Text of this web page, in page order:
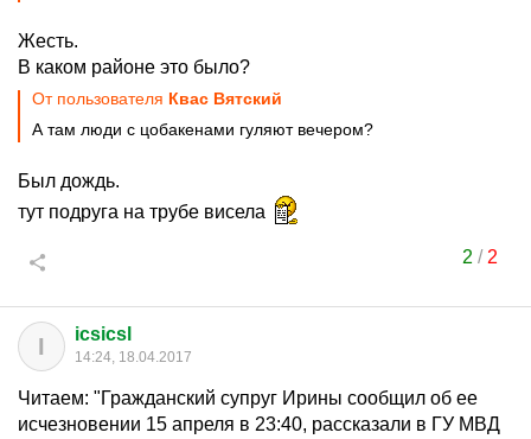
Жесть.
В каком районе это было?
От пользователя Квас Вятский
А там люди с цобакенами гуляют вечером?
Был дождь.
тут подруга на трубе висела
2 / 2
I icsicsl
14:24, 18.04.2017
Читаем: "Гражданский супруг Ирины сообщил об ее
исчезновении 15 апреля в 23:40, рассказали в ГУ МВД